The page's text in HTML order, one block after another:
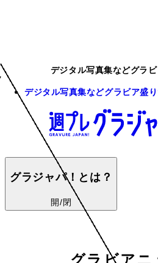
デジタル写真集などグラ
デジタル写真集などグラビア盛
グラジャパ！とは？
開/閉